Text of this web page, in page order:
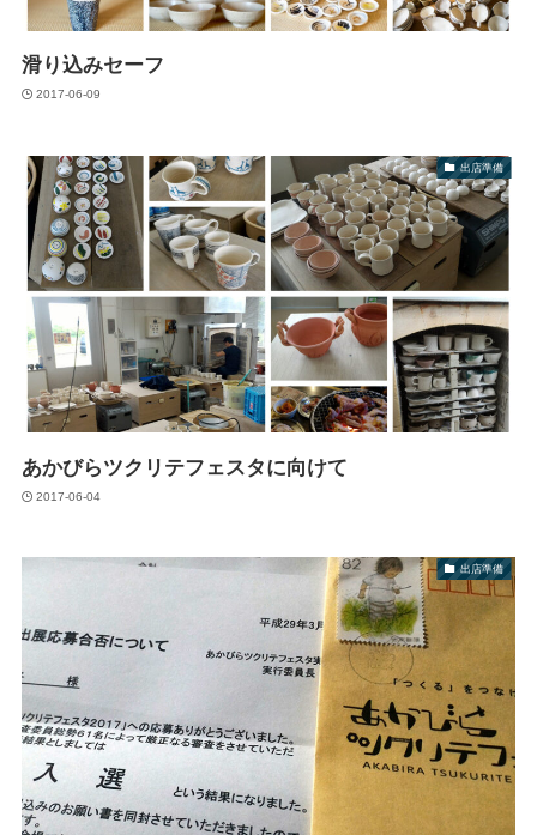
滑り込みセーフ
2017-06-09
出店準備
あかびらツクリテフェスタに向けて
2017-06-04
出店準備